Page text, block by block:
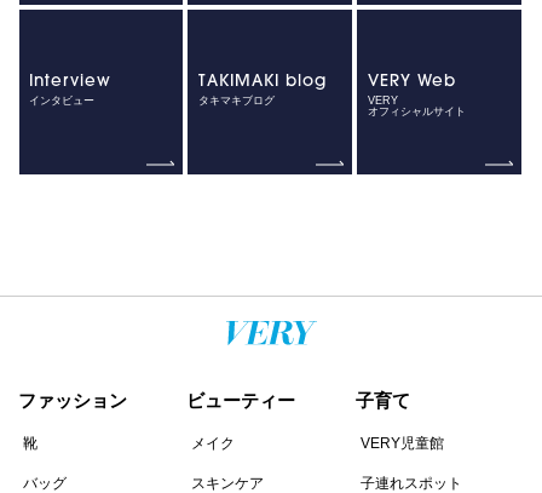
Interview
インタビュー
TAKIMAKI blog
タキマキブログ
VERY Web
VERY
オフィシャルサイト
ファッション
靴
バッグ
ビューティー
メイク
スキンケア
子育て
VERY児童館
子連れスポット